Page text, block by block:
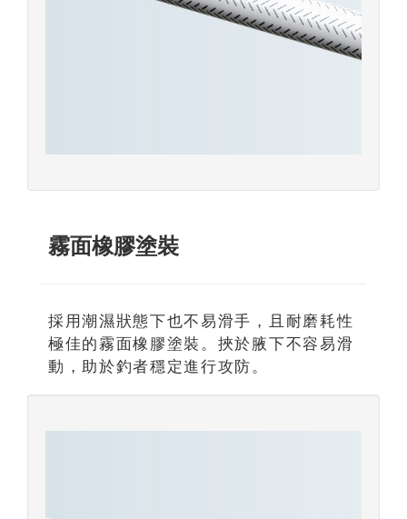
霧面橡膠塗裝
採用潮濕狀態下也不易滑手，且耐磨耗性
極佳的霧面橡膠塗裝。挾於腋下不容易滑
動，助於釣者穩定進行攻防。